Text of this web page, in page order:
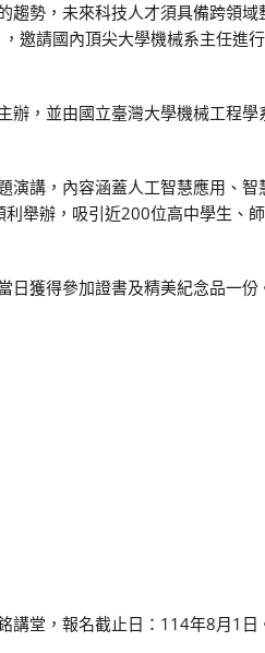
勢，未來科技人才須具備跨領
邀請國內頂尖大學機械系主任進
，並由國立臺灣大學機械工程
講，內容涵蓋人工智慧應用、
舉辦，吸引近200位高中學生、
日獲得參加證書及精美紀念品一份
講堂，報名截止日：114年8月1日